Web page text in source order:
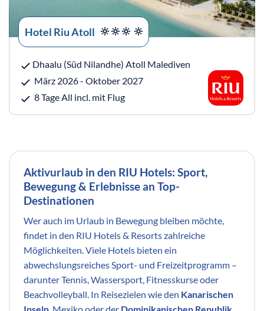
Hotel Riu Atoll
Dhaalu (Süd Nilandhe) Atoll Malediven
März 2026 - Oktober 2027
8 Tage All incl. mit Flug
Aktivurlaub in den RIU Hotels: Sport,
Bewegung & Erlebnisse an Top-
Destinationen
Wer auch im Urlaub in Bewegung bleiben möchte,
findet in den RIU Hotels & Resorts zahlreiche
Möglichkeiten. Viele Hotels bieten ein
abwechslungsreiches Sport- und Freizeitprogramm –
darunter Tennis, Wassersport, Fitnesskurse oder
Beachvolleyball. In Reisezielen wie den Kanarischen